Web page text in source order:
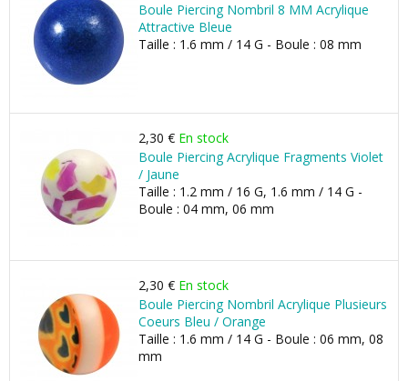
Boule Piercing Nombril 8 MM Acrylique
Attractive Bleue
Taille : 1.6 mm / 14 G - Boule : 08 mm
2,30 € En stock
Boule Piercing Acrylique Fragments Violet
/ Jaune
Taille : 1.2 mm / 16 G, 1.6 mm / 14 G -
Boule : 04 mm, 06 mm
2,30 € En stock
Boule Piercing Nombril Acrylique Plusieurs
Coeurs Bleu / Orange
Taille : 1.6 mm / 14 G - Boule : 06 mm, 08
mm